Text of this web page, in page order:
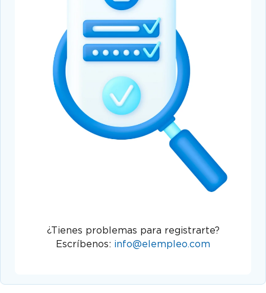
¿Tienes problemas para registrarte?
Escríbenos: info@elempleo.com